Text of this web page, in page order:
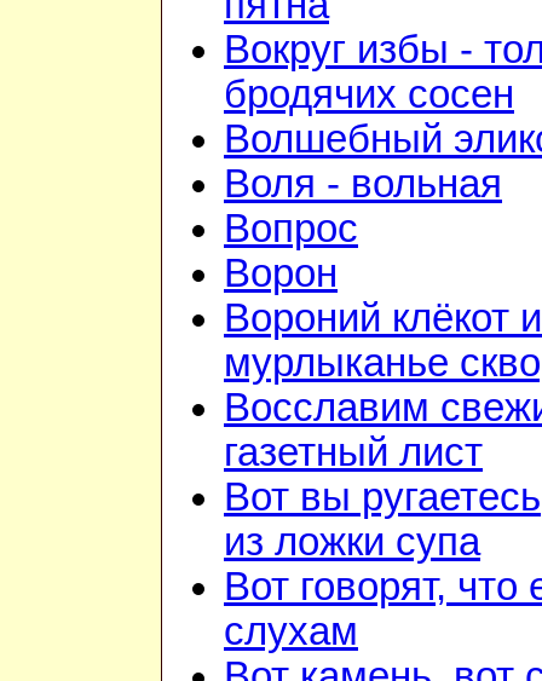
Вокруг избы -
бродячих сосен
Волшебный
Воля - вольная
Вопрос
Ворон
Вороний клёкот и
мурлыканье
Восславим
газетный лист
Вот вы
из ложки супа
Вот говорят, что
слухам